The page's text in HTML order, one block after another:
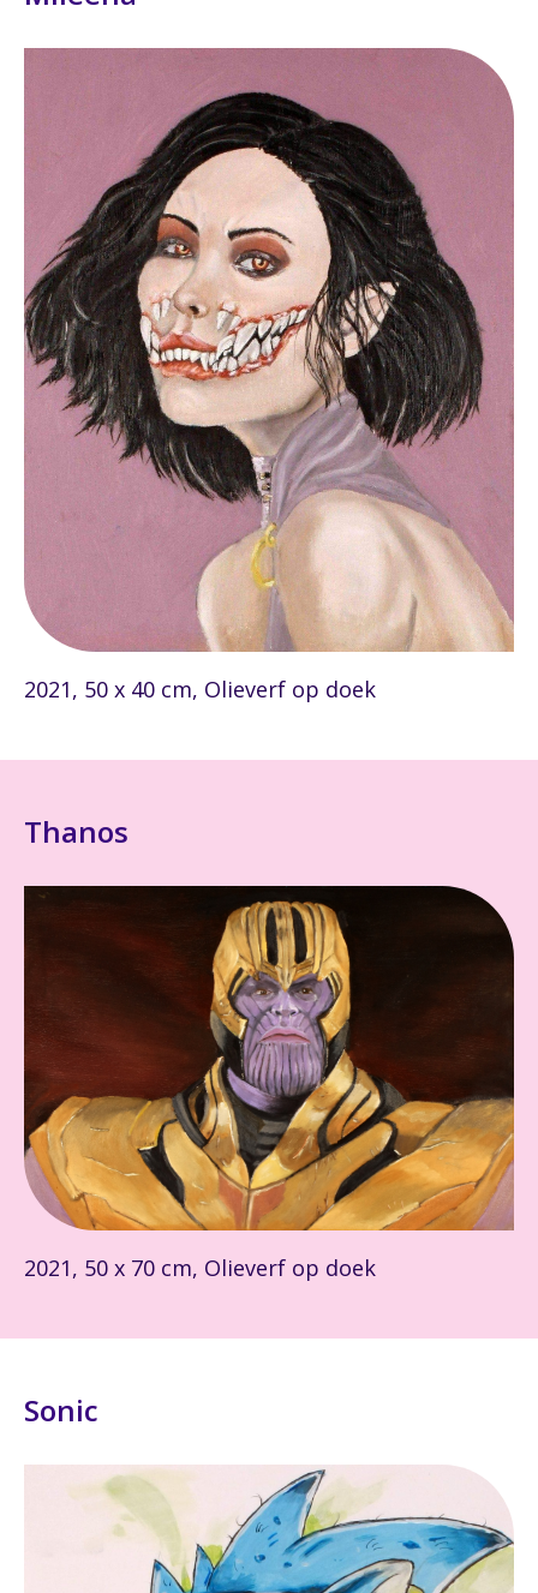
2021, 50 x 40 cm, Olieverf op doek
Thanos
2021, 50 x 70 cm, Olieverf op doek
Sonic